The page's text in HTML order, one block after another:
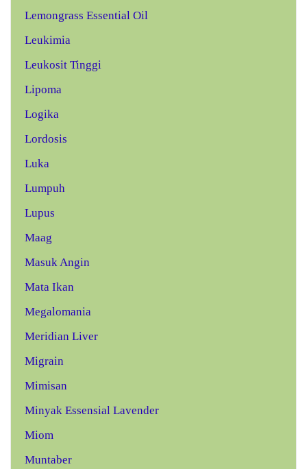
Lemongrass Essential Oil
Leukimia
Leukosit Tinggi
Lipoma
Logika
Lordosis
Luka
Lumpuh
Lupus
Maag
Masuk Angin
Mata Ikan
Megalomania
Meridian Liver
Migrain
Mimisan
Minyak Essensial Lavender
Miom
Muntaber